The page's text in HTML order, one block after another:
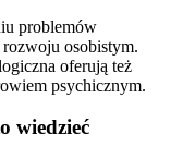
problemów
osobistym.
oferują też
psychicznym.
wiedzieć